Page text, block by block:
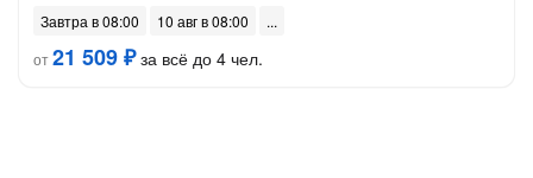
Завтра в 08:00
10 авг в 08:00
от21 509 ₽за всё до 4 чел.